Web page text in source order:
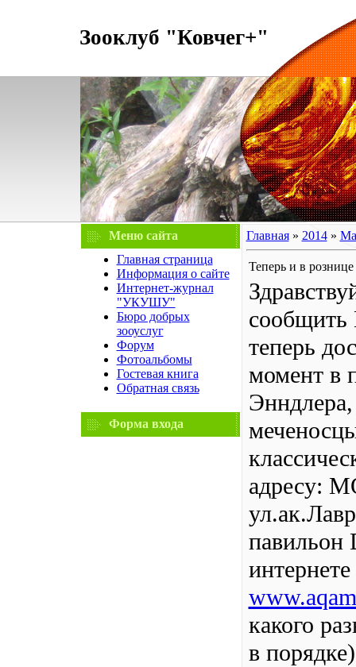
Зооклуб "Ковчег+"
Меню сайта
Главная страница
Информация о сайте
Интернет-журнал
"УКУШУ"
Бюро добрых
зооуслуг
Форум
Фотоальбомы
Гостевая книга
Обратная связь
Форма входа
Главная» 2014 »
Теперь и в рознице
сообщить
теперь
момент в
адресу:
павильон
какого
в